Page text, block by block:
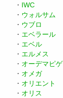
・ IWC
・ ウォルサム
・ ウブロ
・ エベラール
・ エベル
・ エルメス
・ オーデマピゲ
・ オメガ
・ オリエント
・ オリス